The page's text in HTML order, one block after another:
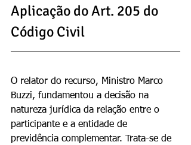
Aplicação do Art. 205 do
Código Civil
O relator do recurso, Ministro Marco
Buzzi, fundamentou a decisão na
natureza jurídica da relação entre o
participante e a entidade de
previdência complementar. Trata-se de